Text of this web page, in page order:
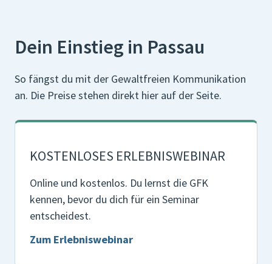
Dein Einstieg in Passau
So fängst du mit der Gewaltfreien Kommunikation
an. Die Preise stehen direkt hier auf der Seite.
KOSTENLOSES ERLEBNISWEBINAR
Online und kostenlos. Du lernst die GFK
kennen, bevor du dich für ein Seminar
entscheidest.
Zum Erlebniswebinar